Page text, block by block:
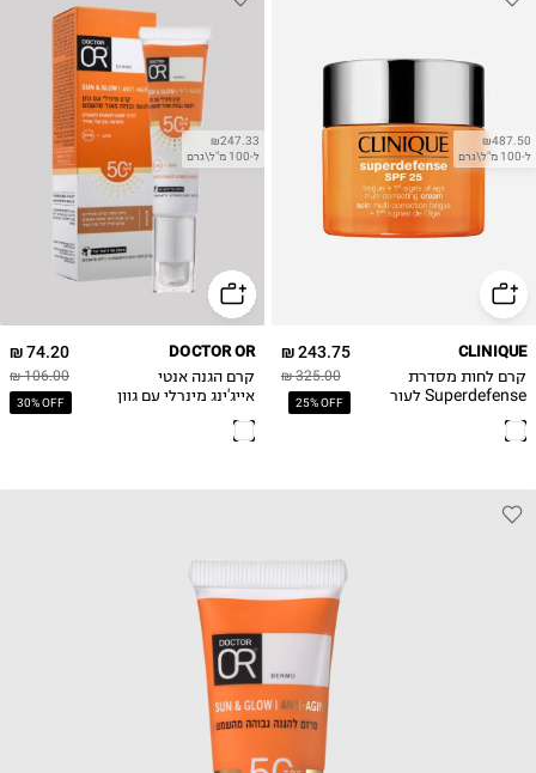
₪487.50
ל-100 מ"ל\גרם
243.75 ₪
325.00 ₪
25% OFF
CLINIQUE
קרם לחות מסדרת
Superdefense לעור
₪247.33
ל-100 מ"ל\גרם
74.20 ₪
106.00 ₪
30% OFF
DOCTOR OR
קרם הגנה אנטי
אייג'ינג מינרלי עם גוון